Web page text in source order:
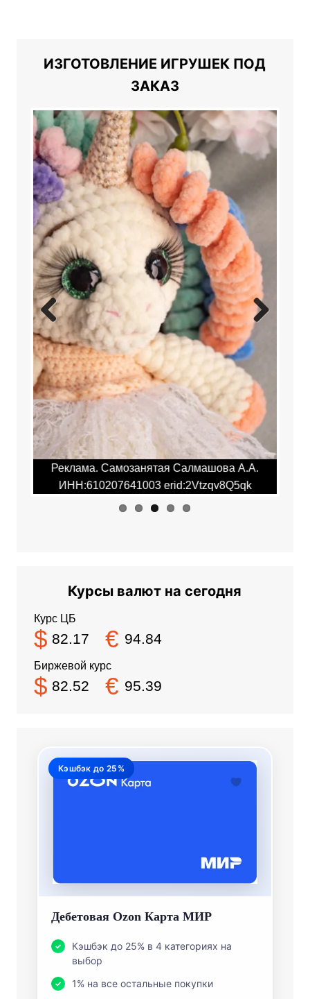
ИЗГОТОВЛЕНИЕ ИГРУШЕК ПОД
ЗАКАЗ
Реклама. Самозанятая Салмашова А.А.
ИНН:610207641003 erid:2Vtzqv8Q5qk
Previ
ous
Next
Курсы валют на сегодня
Курс ЦБ
$ 82.17 € 94.84
Биржевой курс
$ 82.52 € 95.39
Кэшбэк до 25%
Дебетовая Ozon Карта МИР
Кэшбэк до 25% в 4 категориях на
выбор
1% на все остальные покупки